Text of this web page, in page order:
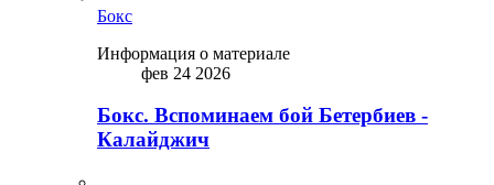
Бокс
Информация о материале
фев 24 2026
Бокс. Вспоминаем бой Бетербиев -
Калайджич